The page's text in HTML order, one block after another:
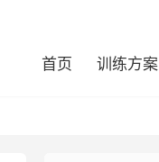
首页 训练方案